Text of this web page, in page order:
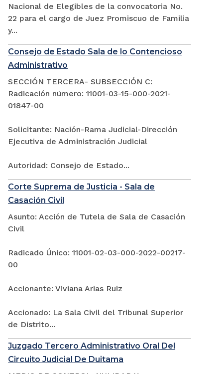
Nacional de Elegibles de la convocatoria No.
22 para el cargo de Juez Promiscuo de Familia
y...
Consejo de Estado Sala de lo Contencioso
Administrativo
SECCIÓN TERCERA- SUBSECCIÓN C:
Radicación número: 11001-03-15-000-2021-
01847-00
Solicitante: Nación-Rama Judicial-Dirección
Ejecutiva de Administración Judicial
Autoridad: Consejo de Estado...
Corte Suprema de Justicia - Sala de
Casación Civil
Asunto: Acción de Tutela de Sala de Casación
Civil
Radicado Único: 11001-02-03-000-2022-00217-
00
Accionante: Viviana Arias Ruiz
Accionado: La Sala Civil del Tribunal Superior
de Distrito...
Juzgado Tercero Administrativo Oral Del
Circuito Judicial De Duitama